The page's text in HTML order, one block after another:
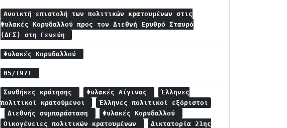
Ανοικτή επιστολή των πολιτικών κρατουμένων στις
Φυλακές Κορυδαλλού προς τον Διεθνή Ερυθρό Σταυρό
(ΔΕΣ) στη Γενεύη
Φυλακές Κορυδαλλού
05/1971
Συνθήκες κράτησης Φυλακές Αίγινας
Έλληνες
πολιτικοί κρατούμενοι
Έλληνες πολιτικοί εξόριστοι
Διεθνής συμπαράσταση
Φυλακές Κορυδαλλού
Οικογένειες πολιτικών κρατουμένων
Δικτατορία 21ης